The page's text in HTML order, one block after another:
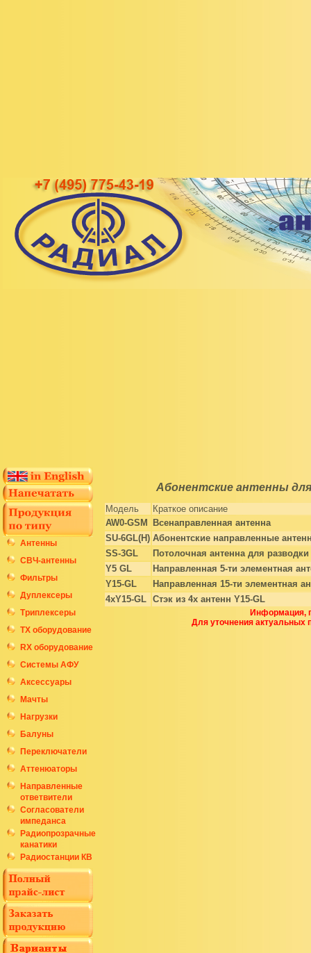
Антенны
СВЧ-антенны
Фильтры
Дуплексеры
Триплексеры
ТХ оборудование
RX оборудование
Системы АФУ
Аксессуары
Мачты
Нагрузки
Балуны
Переключатели
Аттенюаторы
Направленные
ответвители
Согласователи
импеданса
Радиопрозрачные
канатики
Радиостанции КВ
Абонентские антенны
Модель
Краткое описание
AW0-GSM
Всенаправленная антенна
SU-6GL(H) Абонентские направленные
SS-3GL
Потолочная антенна для
Y5 GL
Направленная 5-ти элементная
Y15-GL
Направленная 15-ти элементная
4xY15-GL Стэк из 4х антенн Y15-GL
Информация,
Для уточнения актуальных